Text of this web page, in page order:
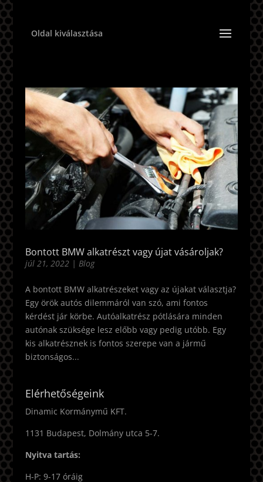
Oldal kiválasztása
Bontott BMW alkatrészt vagy újat vásároljak?
júl 21, 2022| Blog
A bontott BMW alkatrészeket vagy az újakat választja?
Egy örök autós dilemmáról van szó, ami fontos
kérdést jár körbe. Autóalkatrész pótlására minden
autónak szüksége lesz előbb vagy pedig utóbb. Egy
kis alkatrésznek is fontos szerepe van a jármű
biztonságos...
Elérhetőségeink
Dinamic Kormánymű KFT.
1131 Budapest, Dolmány utca 5-7.
Nyitva tartás:
H-P: 9-17 óráig